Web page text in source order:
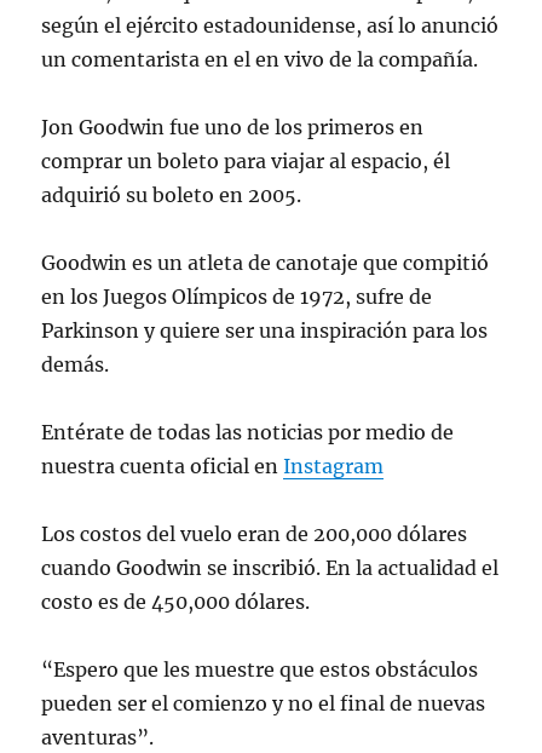
según el ejército estadounidense, así lo anunció
un comentarista en el en vivo de la compañía.
Jon Goodwin fue uno de los primeros en
comprar un boleto para viajar al espacio, él
adquirió su boleto en 2005.
Goodwin es un atleta de canotaje que compitió
en los Juegos Olímpicos de 1972, sufre de
Parkinson y quiere ser una inspiración para los
demás.
Entérate de todas las noticias por medio de
nuestra cuenta oficial enInstagram
Los costos del vuelo eran de 200,000 dólares
cuando Goodwin se inscribió. En la actualidad el
costo es de 450,000 dólares.
“Espero que les muestre que estos obstáculos
pueden ser el comienzo y no el final de nuevas
aventuras”.